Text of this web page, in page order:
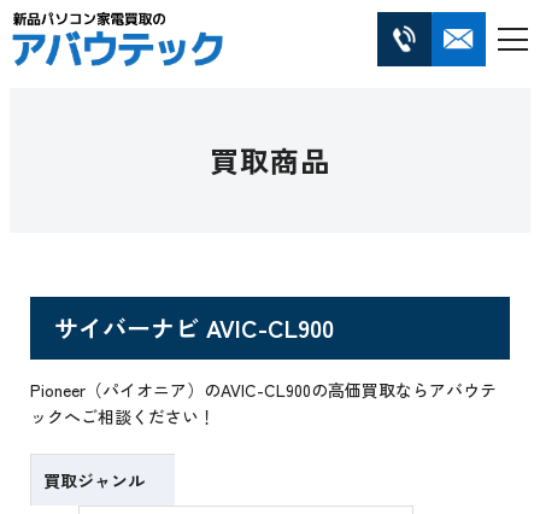
買取商品
サイバーナビ AVIC-CL900
Pioneer（パイオニア）のAVIC-CL900の高価買取ならアバウテ
ックへご相談ください！
買取ジャンル